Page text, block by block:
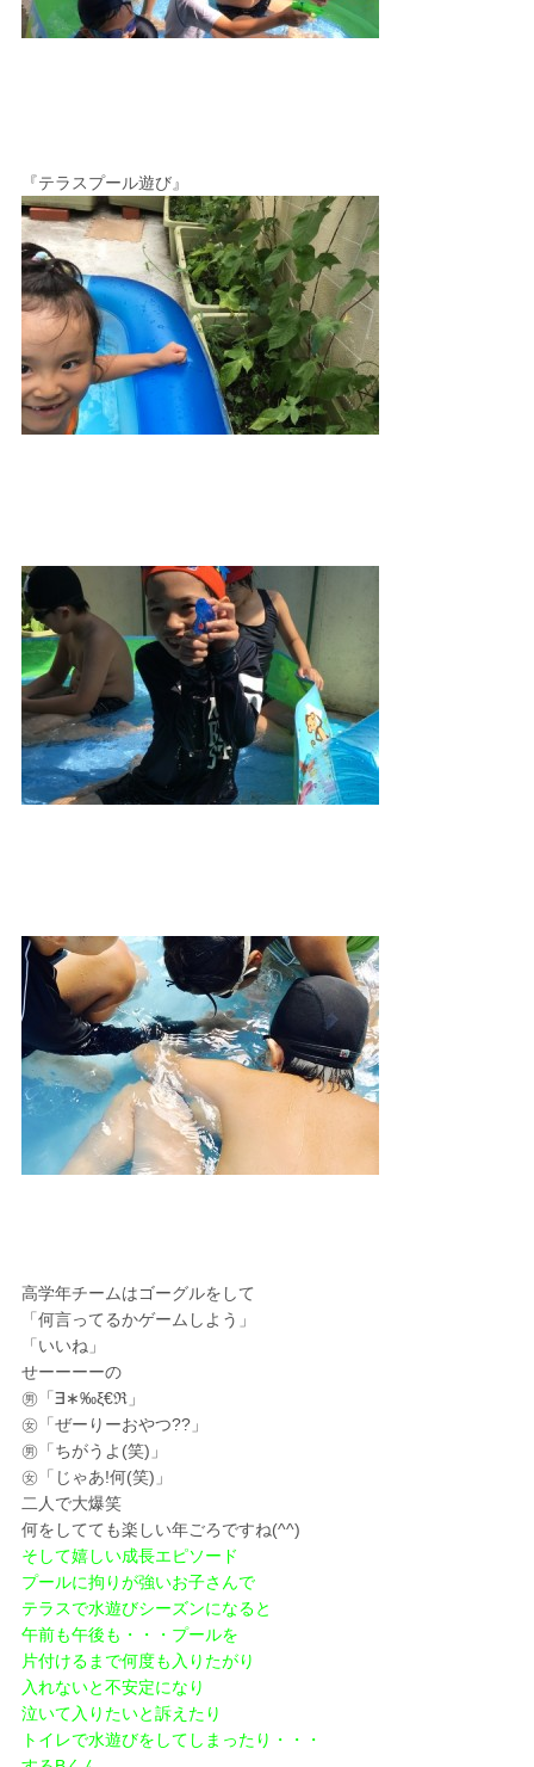
『テラスプール遊び』
高学年チームはゴーグルをして
「何言ってるかゲームしよう」
「いいね」
せーーーーの
㊚「∃∗‰ξ€ℜ」
㊛「ぜーりーおやつ??」
㊚「ちがうよ(笑)」
㊛「じゃあ!何(笑)」
二人で大爆笑
何をしてても楽しい年ごろですね(^^)
そして嬉しい成長エピソード
プールに拘りが強いお子さんで
テラスで水遊びシーズンになると
午前も午後も・・・プールを
片付けるまで何度も入りたがり
入れないと不安定になり
泣いて入りたいと訴えたり
トイレで水遊びをしてしまったり・・・